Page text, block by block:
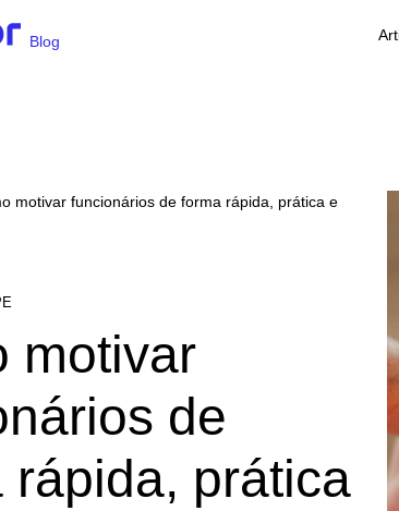
Blog
motivar funcionários de forma rápida, prática e
motivar
de
rápida, prática